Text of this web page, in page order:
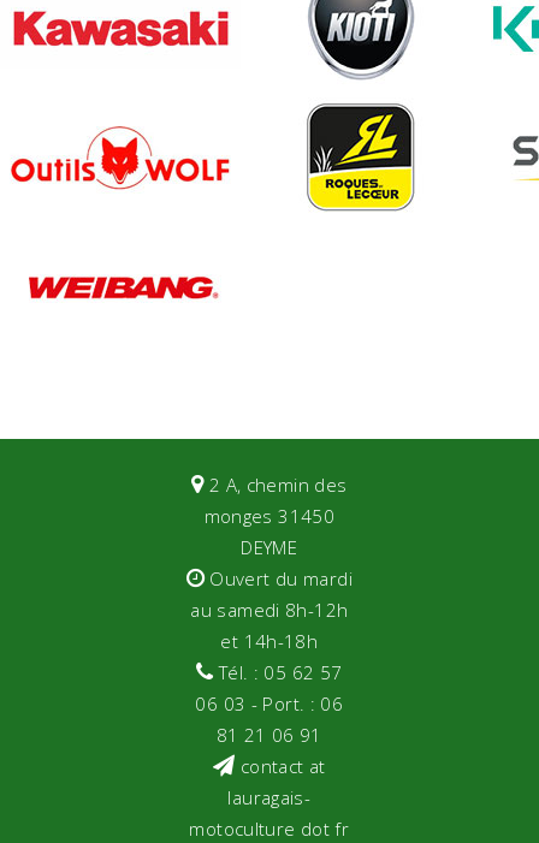
2 A, chemin des
monges 31450
DEYME
Ouvert du mardi
au samedi 8h-12h
et 14h-18h
Tél. : 05 62 57
06 03 - Port. : 06
81 21 06 91
contact at
lauragais-
motoculture dot fr